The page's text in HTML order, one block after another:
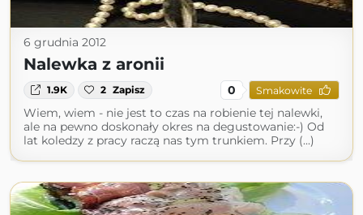
6 grudnia 2012
Nalewka z aronii
1.9K 2 Zapisz 0 Smakowite
Wiem, wiem - nie jest to czas na robienie tej nalewki,
ale na pewno doskonały okres na degustowanie:-) Od
lat koledzy z pracy raczą nas tym trunkiem. Przy (...)